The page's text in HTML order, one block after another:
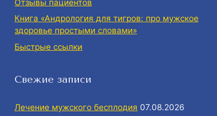
Отзывы пациентов
Книга «Андрология для тигров: про мужское
здоровье простыми словами»
Быстрые ссылки
Свежие записи
Лечение мужского бесплодия 07.08.2026